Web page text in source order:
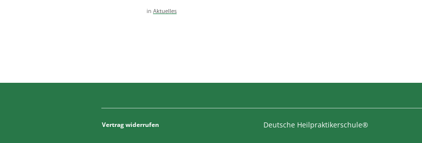
in Aktuelles
Vertrag widerrufen Deutsche Heilpraktikerschule®